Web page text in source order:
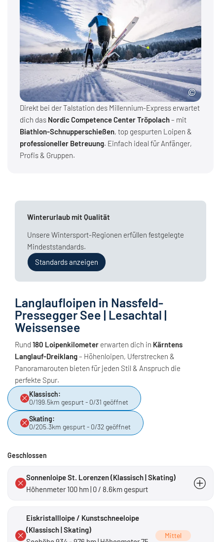
Direkt bei der Talstation des Millennium-Express erwartet
dich das Nordic Competence Center Tröpolach– mit
Biathlon-Schnupperschießen, top gespurten Loipen &
professioneller Betreuung. Einfach ideal für Anfänger,
Profis & Gruppen.
Winterurlaub mit Qualität
Unsere Wintersport-Regionen erfüllen festgelegte
Mindeststandards.
Standards anzeigen
Langlaufloipen in Nassfeld-
Pressegger See | Lesachtal |
Weissensee
Rund 180 Loipenkilometer erwarten dich in Kärntens
Langlauf-Dreiklang– Höhenloipen, Uferstrecken &
Panoramarouten bieten für jeden Stil & Anspruch die
perfekte Spur.
Klassisch:
0/199.5km gespurt - 0/31 geöffnet
Skating:
0/205.3km gespurt - 0/32 geöffnet
Geschlossen
Sonnenloipe St. Lorenzen (Klassisch | Skating)
Höhenmeter 100 hm | 0 / 8.6km gespurt
Eiskristallloipe / Kunstschneeloipe
(Klassisch | Skating)
Mittel